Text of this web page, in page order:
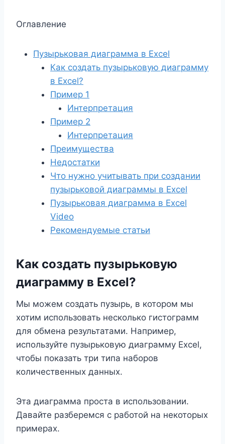
Оглавление
Пузырьковая диаграмма в Excel
Как создать пузырьковую диаграмму
в Excel?
Пример 1
Интерпретация
Пример 2
Интерпретация
Преимущества
Недостатки
Что нужно учитывать при создании
пузырьковой диаграммы в Excel
Пузырьковая диаграмма в Excel
Video
Рекомендуемые статьи
Как создать пузырьковую
диаграмму в Excel?
Мы можем создать пузырь, в котором мы
хотим использовать несколько гистограмм
для обмена результатами. Например,
используйте пузырьковую диаграмму Excel,
чтобы показать три типа наборов
количественных данных.
Эта диаграмма проста в использовании.
Давайте разберемся с работой на некоторых
примерах.